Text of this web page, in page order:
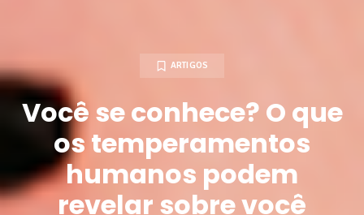
ARTIGOS
Você se conhece? O que
os temperamentos
humanos podem
revelar sobre você